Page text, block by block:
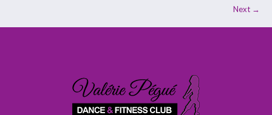
Next →